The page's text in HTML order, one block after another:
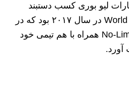
لیو بوری کسب دستبند
طلای World Series of Poker در سال ۲۰۱۷ بود که در
رویداد تیمی No-Limit Holdem همراه با هم‌ تیمی خود
آورد.